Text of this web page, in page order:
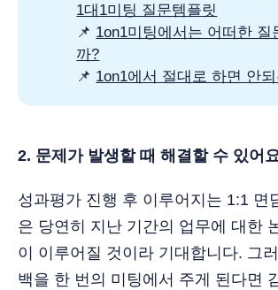
1대1미팅 질문템플릿
📌 1on1미팅에서는 어떠한 질
까?
📌 1on1에서 절대로 하면 안
2. 문제가 발생할 때 해결할 수 있어
성과평가 진행 후 이루어지는 1:1 면
은 당연히 지난 기간의 업무에 대한
이 이루어질 것이라 기대합니다. 그
백을 한 번의 미팅에서 주게 된다면